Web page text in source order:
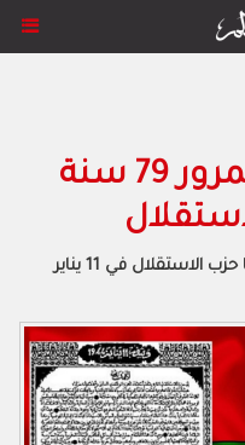
في ذكرى الاحتفال بمرور 79 سنة
ملحمة سياسية نضالية حاسمة صنعها حزب الاستقلال في 11 يناير